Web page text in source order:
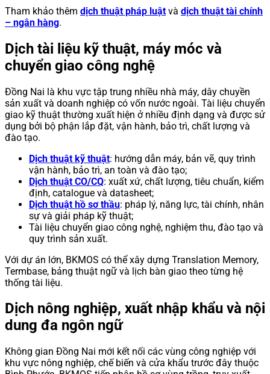
Tham khảo thêm dịch thuật pháp luật và dịch thuật tài chính
– ngân hàng.
Dịch tài liệu kỹ thuật, máy móc và
chuyển giao công nghệ
Đồng Nai là khu vực tập trung nhiều nhà máy, dây chuyền
sản xuất và doanh nghiệp có vốn nước ngoài. Tài liệu chuyển
giao kỹ thuật thường xuất hiện ở nhiều định dạng và được sử
dụng bởi bộ phận lắp đặt, vận hành, bảo trì, chất lượng và
đào tạo.
Dịch thuật kỹ thuật: hướng dẫn máy, bản vẽ, quy trình
vận hành, bảo trì, an toàn và đào tạo;
Dịch thuật CO/CQ: xuất xứ, chất lượng, tiêu chuẩn, kiểm
định, catalogue và datasheet;
Dịch thuật hồ sơ thầu: pháp lý, năng lực, tài chính, nhân
sự và giải pháp kỹ thuật;
Tài liệu chuyển giao công nghệ, nghiệm thu, đào tạo và
quy trình sản xuất.
Với dự án lớn, BKMOS có thể xây dựng Translation Memory,
Termbase, bảng thuật ngữ và lịch bàn giao theo từng hệ
thống tài liệu.
Dịch nông nghiệp, xuất nhập khẩu và nội
dung đa ngôn ngữ
Không gian Đồng Nai mới kết nối các vùng công nghiệp với
khu vực nông nghiệp, chế biến và cửa khẩu trước đây thuộc